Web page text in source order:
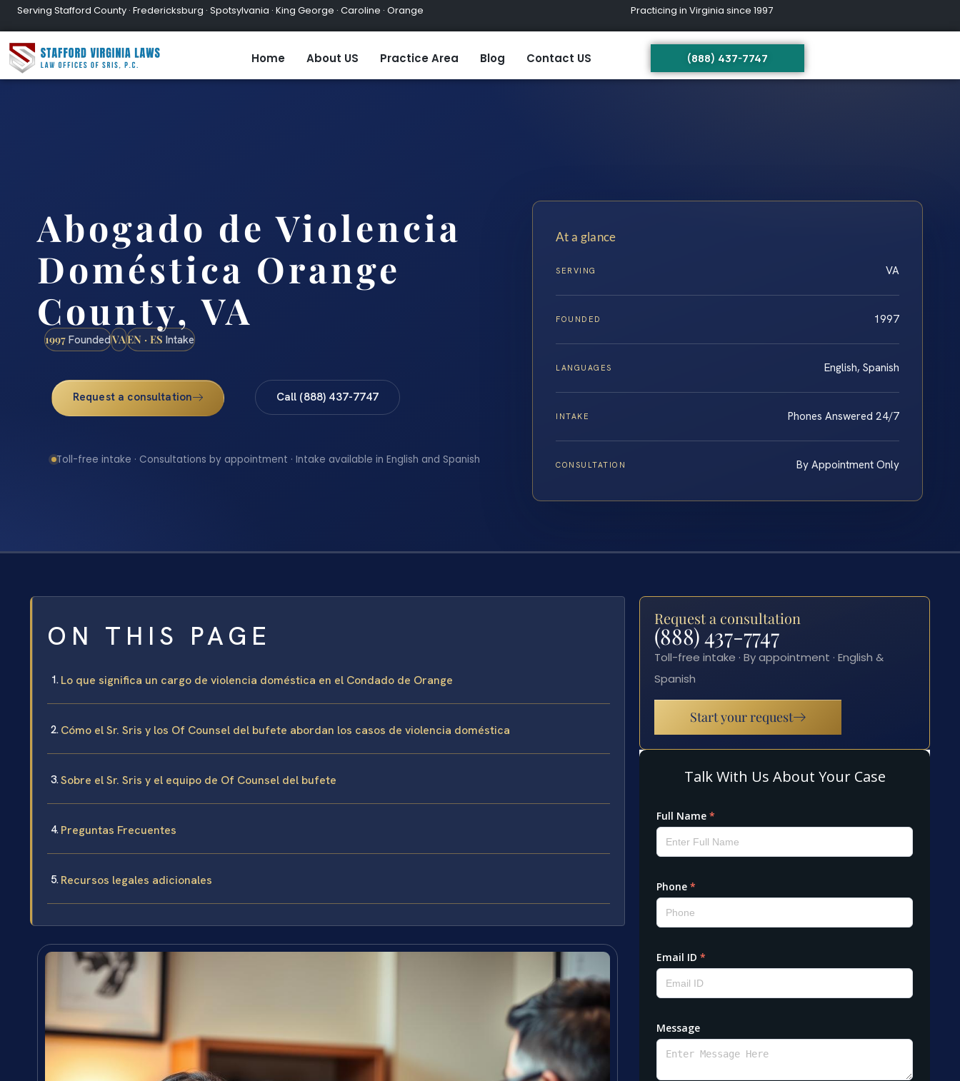
Serving Stafford County · Fredericksburg · Spotsylvania · King George · Caroline · Orange Practicing in Virginia since 1997
Home About US Practice Area Blog Contact US (888) 437-7747
Abogado de Violencia
Doméstica Orange
County, VA
1997 FoundedVAEN · ES Intake
Request a consultation Call (888) 437-7747
Toll-free intake · Consultations by appointment · Intake available in English and Spanish
At a glance
SERVING VA
FOUNDED 1997
LANGUAGES English, Spanish
INTAKE Phones Answered 24/7
CONSULTATION By Appointment Only
ON THIS PAGE
Lo que significa un cargo de violencia doméstica en el Condado de Orange
Cómo el Sr. Sris y los Of Counsel del bufete abordan los casos de violencia doméstica
Sobre el Sr. Sris y el equipo de Of Counsel del bufete
Preguntas Frecuentes
Recursos legales adicionales
Request a consultation
(888) 437-7747
Toll-free intake · By appointment · English &
Spanish
Start your request